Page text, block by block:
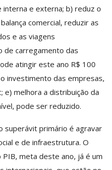
e externa; b) reduz o
comercial, reduzir as
e as viagens
de carregamento das
atingir este ano R$ 100
investimento das empresas,
e) melhora a distribuição da
pode ser reduzido.
superávit primário é agravar
e de infraestrutura. O
meta deste ano, já é um